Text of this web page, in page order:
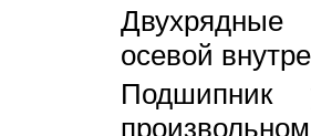
Двухрядные
осевой
Подшипник